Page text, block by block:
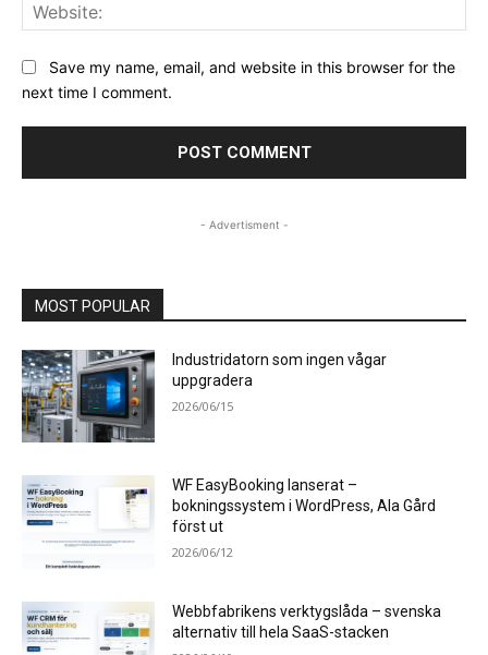
Save my name, email, and website in this browser for the
next time I comment.
- Advertisment -
MOST POPULAR
Industridatorn som ingen vågar
uppgradera
2026/06/15
WF EasyBooking lanserat –
bokningssystem i WordPress, Ala Gård
först ut
2026/06/12
Webbfabrikens verktygslåda – svenska
alternativ till hela SaaS-stacken